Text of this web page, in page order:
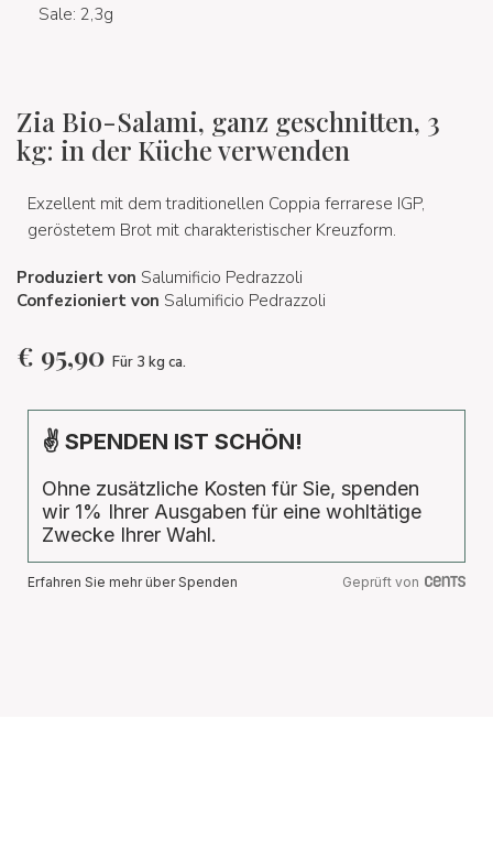
Sale: 2,3g
Zia Bio-Salami, ganz geschnitten, 3
kg: in der Küche verwenden
Exzellent mit dem traditionellen Coppia ferrarese IGP,
geröstetem Brot mit charakteristischer Kreuzform.
Produziert von Salumificio Pedrazzoli
Confezioniert von Salumificio Pedrazzoli
€ 95,90 Für 3 kg ca.
✌ SPENDEN IST SCHÖN!
Ohne zusätzliche Kosten für Sie, spenden
wir 1% Ihrer Ausgaben für eine wohltätige
Zwecke Ihrer Wahl.
Erfahren Sie mehr über Spenden Geprüft von